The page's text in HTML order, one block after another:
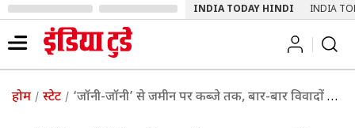
INDIA TODAY HINDI INDIA
होम स्टेट ‘जॉनी-जॉनी’ से जमीन पर कब्जे तक, बार-बार विवादों में क्यों घिरते हैं योगेंद्र उपाध्याय